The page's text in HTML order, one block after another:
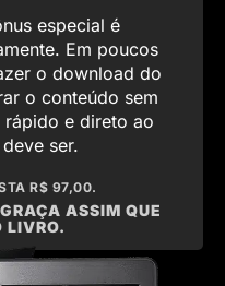
especial é
Em poucos
o download do
o conteúdo sem
e direto ao
ser.
R$ 97,00.
ASSIM QUE
LIVRO.